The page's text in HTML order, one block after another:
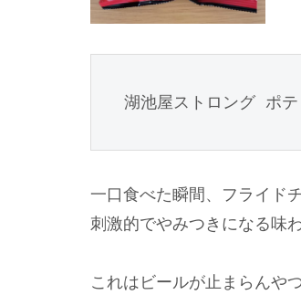
湖池屋ストロング ポ
一口食べた瞬間、フライド
刺激的でやみつきになる味
これはビールが止まらんや